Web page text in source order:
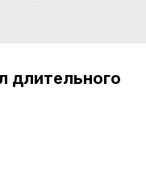
длительного